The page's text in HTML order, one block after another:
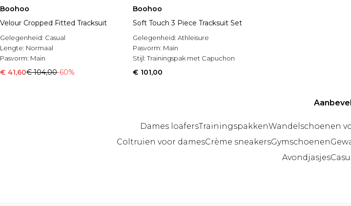
Boohoo
Velour Cropped Fitted Tracksuit
Gelegenheid: Casual
Lengte: Normaal
Pasvorm: Main
€ 41,60€ 104,00-60%
Boohoo
Soft Touch 3 Piece Tracksuit Set
Gelegenheid: Athleisure
Pasvorm: Main
Stijl:Trainingspak met Capuchon
€ 101,00
Dames loafersTrainingspakkenWandelschoenen
Coltruien voor damesCrème sneakersGymschoenen
Avondjasjes